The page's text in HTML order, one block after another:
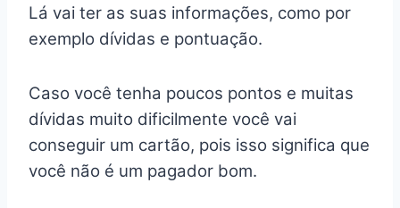
Lá vai ter as suas informações, como por
exemplo dívidas e pontuação.
Caso você tenha poucos pontos e muitas
dívidas muito dificilmente você vai
conseguir um cartão, pois isso significa que
você não é um pagador bom.